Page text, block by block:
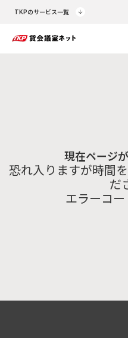
TKPのサービス一覧
現在ページ
恐れ入りますが時間
だ
エラーコー